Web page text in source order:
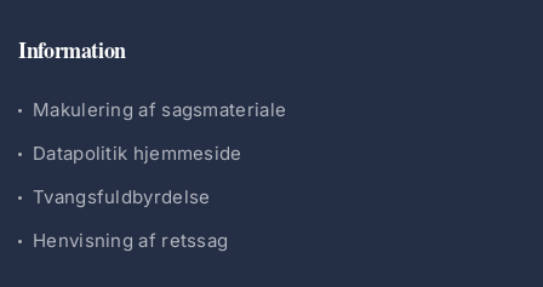
Information
Makulering af sagsmateriale
Datapolitik hjemmeside
Tvangsfuldbyrdelse
Henvisning af retssag